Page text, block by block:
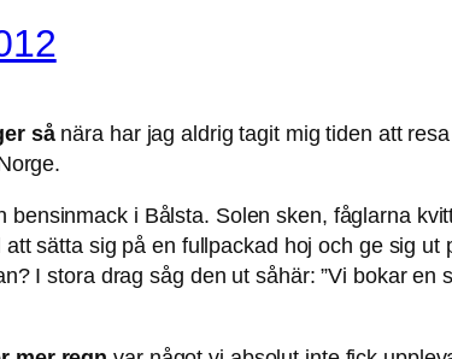
sånära har jag aldrig tagit mig tiden att
bensinmack i Bålsta. Solen sken, fåglarna
sätta sig på en fullpackad hoj och ge sig
I stora drag såg den ut såhär: ”Vi bokar en